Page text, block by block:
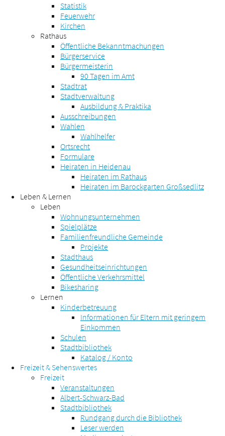
Statistik
Feuerwehr
Kirchen
Rathaus
Öffentliche Bekanntmachungen
Bürgerservice
Bürgermeisterin
90 Tagen im Amt
Stadtrat
Stadtverwaltung
Ausbildung & Praktika
Ausschreibungen
Wahlen
Wahlhelfer
Ortsrecht
Formulare
Heiraten in Heidenau
Heiraten im Rathaus
Heiraten im Barockgarten Großsedlitz
Leben & Lernen
Leben
Wohnungsunternehmen
Spielplätze
Familienfreundliche Gemeinde
Projekte
Stadthaus
Gesundheitseinrichtungen
Öffentliche Verkehrsmittel
Bikesharing
Lernen
Kinderbetreuung
Informationen für Eltern mit geringem
Einkommen
Schulen
Stadtbibliothek
Katalog / Konto
Freizeit & Sehenswertes
Freizeit
Veranstaltungen
Albert-Schwarz-Bad
Stadtbibliothek
Rundgang durch die Bibliothek
Leser werden